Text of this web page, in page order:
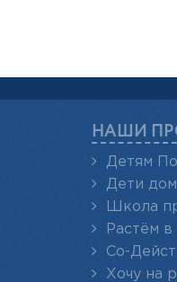
НАШИ
Детям
Дети
Школа
Растём в
Со-
Хочу на